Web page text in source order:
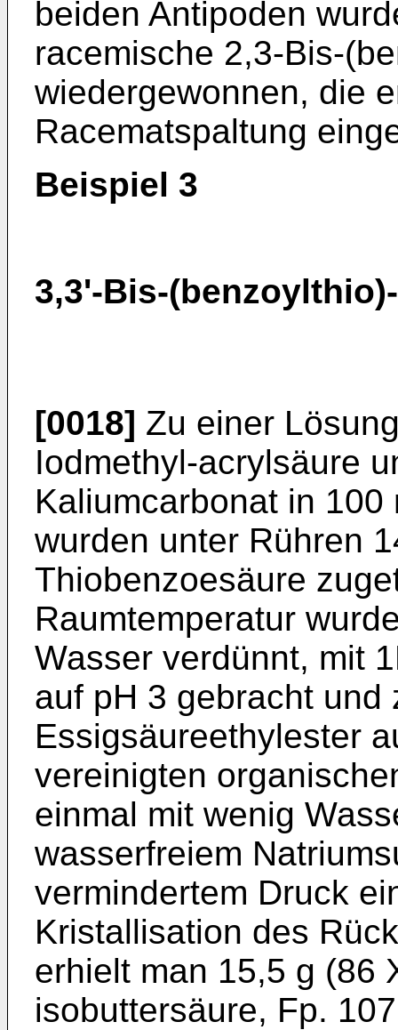
beiden Antipoden
racemische 2,3-Bis-
wiedergewonnen, die
Racematspaltung
Beispiel 3
3,3'-Bis-
[0018] Zu einer
Iodmethyl-acrylsäure
Kaliumcarbonat in
wurden unter Rühren
Thiobenzoesäure
Raumtemperatur
Wasser verdünnt, mit
auf pH 3 gebracht und
Essigsäureethylester
vereinigten
einmal mit wenig
wasserfreiem
vermindertem Druck
Kristallisation des
erhielt man 15,5 g (86
isobuttersäure, Fp.